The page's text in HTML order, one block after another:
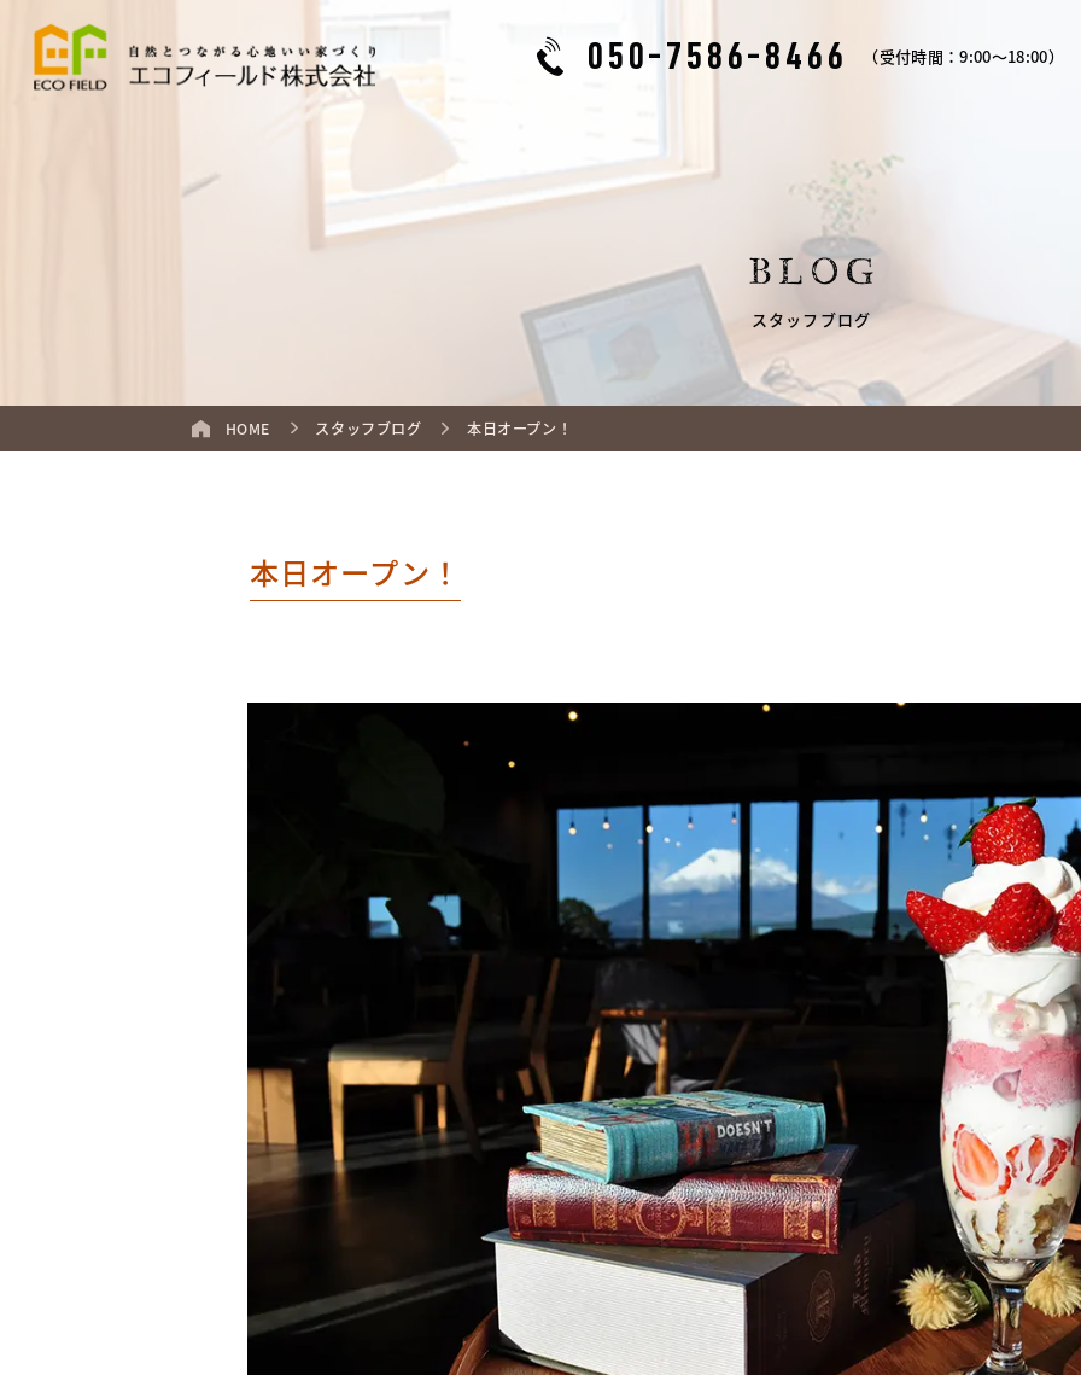
050-7586-8466 （受付時間：9:00～18:00）
BLOG
スタッフブログ
HOME スタッフブログ 本日オープン！
本日オープン！